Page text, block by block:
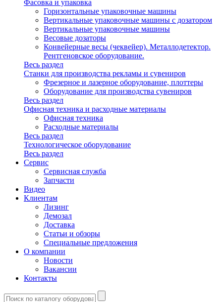
Фасовка и упаковка
Горизонтальные упаковочные машины
Вертикальные упаковочные машины с дозатором
Вертикальные упаковочные машины
Весовые дозаторы
Конвейерные весы (чеквейер). Металлодетектор.
Рентгеновское оборудование.
Весь раздел
Станки для производства рекламы и сувениров
Фрезерное и лазерное оборудование, плоттеры
Оборудование для производства сувениров
Весь раздел
Офисная техника и расходные материалы
Офисная техника
Расходные материалы
Весь раздел
Технологическое оборудование
Весь раздел
Сервис
Сервисная служба
Запчасти
Видео
Клиентам
Лизинг
Демозал
Доставка
Статьи и обзоры
Специальные предложения
О компании
Новости
Вакансии
Контакты